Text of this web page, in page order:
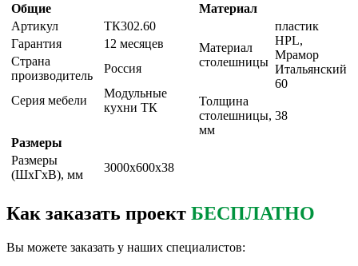
Общие
Артикул
ТК302.60
Гарантия
12 месяцев
Страна
производитель
Россия
Серия мебели
Модульные
кухни ТК
Размеры
Размеры
(ШxГxВ), мм
3000х600х38
Материал
Материал
столешницы
пластик
HPL,
Мрамор
Итальянский
60
Толщина
столешницы,
мм
38
Как заказать проект БЕСПЛАТНО
Вы можете заказать у наших специалистов: